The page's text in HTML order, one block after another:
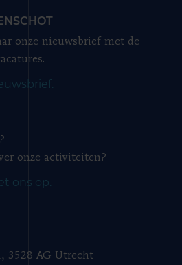
onze nieuwsbrief met de
onze activiteiten?
ons op.
3528 AG Utrecht